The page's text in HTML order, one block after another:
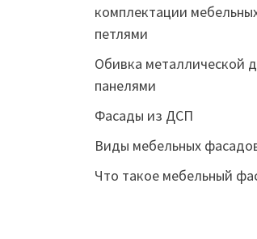
комплектации
петлями
Обивка металлической
панелями
Фасады из ДСП
Виды мебельных
Что такое мебельный